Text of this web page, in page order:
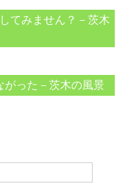
てみません？－茨木
がった－茨木の風景